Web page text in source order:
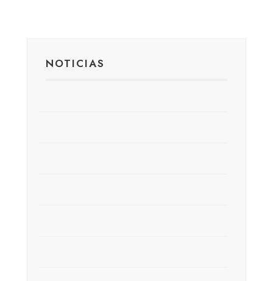
NOTICIAS